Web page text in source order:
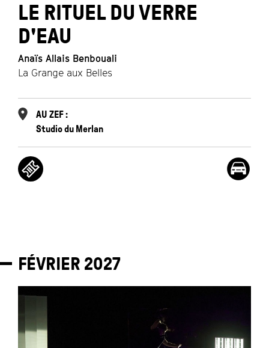
LE RITUEL DU VERRE
D'EAU
Anaïs Allais Benbouali
La Grange aux Belles
AU ZEF :
Studio du Merlan
FÉVRIER 2027